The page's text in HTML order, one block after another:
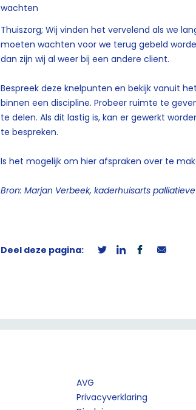
wachten
Thuiszorg; Wij vinden het vervelend als we
moeten wachten voor we terug gebeld
dan zijn wij al weer bij een andere client.
Bespreek deze knelpunten en bekijk vanuit
binnen een discipline. Probeer ruimte te
te delen. Als dit lastig is, kan er gewerkt
te bespreken.
Is het mogelijk om hier afspraken over te
Bron: Marjan Verbeek, kaderhuisarts
Deel deze pagina:
AVG
Privacyverklaring